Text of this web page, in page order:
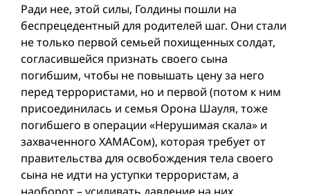
Ради нее, этой силы, Голдины по­шли на
беспрецедентный для родителей шаг. Они стали
не только первой семьей похищенных солдат,
согласившейся признать своего сына
погибшим, чтобы не повышать цену за него
перед террористами, но и первой (потом к ним
присоединилась и семья Орона Шауля, тоже
погибшего в операции «Нерушимая скала» и
захваченного ХАМАСом), которая требует от
правительства для освобождения тела своего
сына не идти на уступки террористам, а